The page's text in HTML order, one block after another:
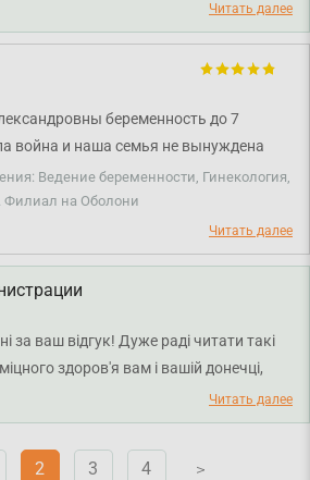
Читать далее
беременность до 7
война и наша семья не вынуждена
18 апреля родила девочку, все
благодарность своему врачу,
вела мою беременность и давала
довольна нашим сотрудничеством.
и мирного неба над головой нам
Ведение беременности, Гинекология,
Филиал на Оболони
Читать далее
за ваш відгук! Дуже раді читати такі
здоров'я вам і вашій донечці,
Читать далее
2 3 4 V